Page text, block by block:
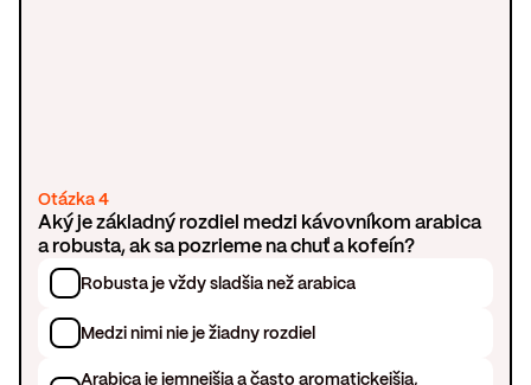
Otázka 4
Aký je základný rozdiel medzi kávovníkom arabica
a robusta, ak sa pozrieme na chuť a kofeín?
Robusta je vždy sladšia než arabica
Medzi nimi nie je žiadny rozdiel
Arabica je jemnejšia a často aromatickejšia,